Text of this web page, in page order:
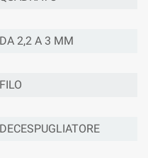
DA 2,2 A 3 MM
FILO
DECESPUGLIATORE